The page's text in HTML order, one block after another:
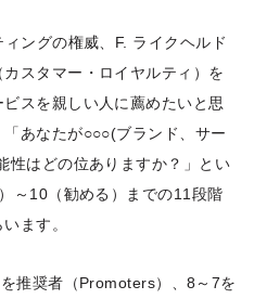
ングの権威、F. ライクヘルド
スタマー・ロイヤルティ）を
スを親しい人に薦めたいと思
あなたが○○○(ブランド、サー
性はどの位ありますか？」とい
～10（勧める）までの11段階
ます。
推奨者（Promoters）、8～7を